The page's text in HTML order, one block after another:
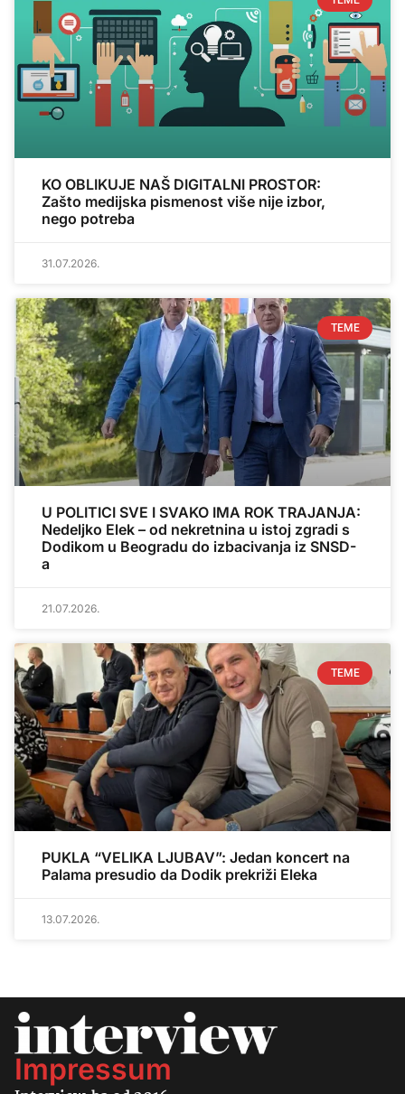
KO OBLIKUJE NAŠ DIGITALNI PROSTOR:
Zašto medijska pismenost više nije izbor,
nego potreba
31.07.2026.
TEME
U POLITICI SVE I SVAKO IMA ROK TRAJANJA:
Nedeljko Elek – od nekretnina u istoj zgradi s
Dodikom u Beogradu do izbacivanja iz SNSD-
a
21.07.2026.
TEME
PUKLA “VELIKA LJUBAV”: Jedan koncert na
Palama presudio da Dodik prekriži Eleka
13.07.2026.
Impressum